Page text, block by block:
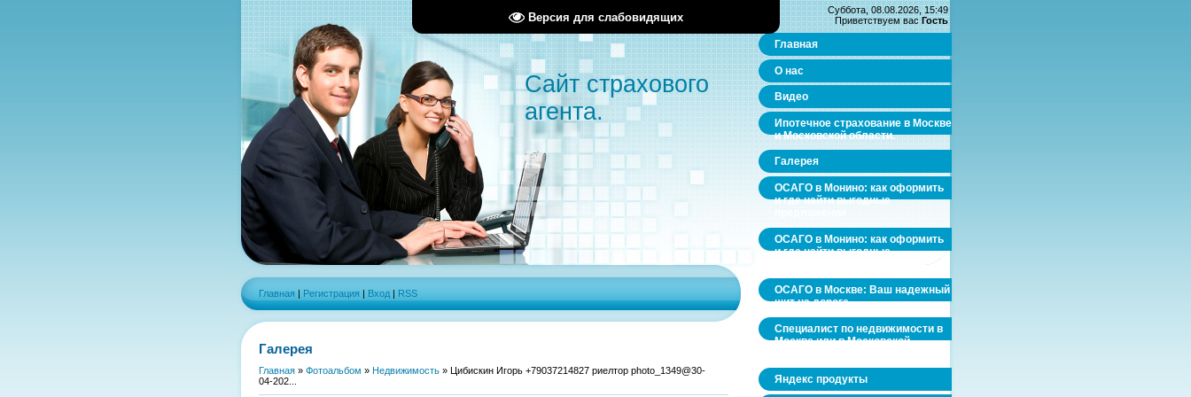
Версия для слабовидящих
Сайт страхового
агента.
Главная | Регистрация | Вход | RSS
Галерея
Главная » Фотоальбом » Недвижимость » Цибискин Игорь +79037214827 риелтор photo_1349@30-
04-202...
Суббота, 08.08.2026, 15:49
Приветствуем вас Гость
Главная
О нас
Видео
Ипотечное страхование в Москве
и Московской области.
Галерея
ОСАГО в Монино: как оформить
и где найти выгодные
ОСАГО в Монино: как оформить
и где найти выгодные
ОСАГО в Москве: Ваш надежный
щит на дороге
Специалист по недвижимости в
Москве или в Московской
Яндекс продукты